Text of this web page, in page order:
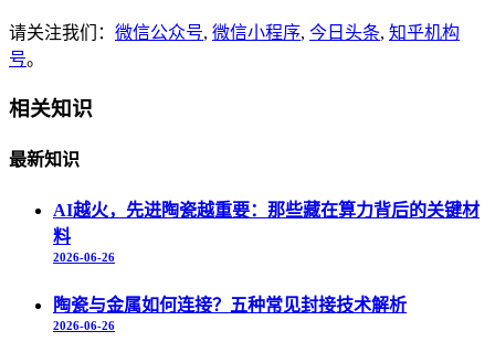
请关注我们： 微信公众号, 微信小程序, 今日头条, 知乎机构
号。
相关知识
最新知识
AI越火，先进陶瓷越重要：那些藏在算力背后的关键材
料
2026-06-26
陶瓷与金属如何连接？五种常见封接技术解析
2026-06-26